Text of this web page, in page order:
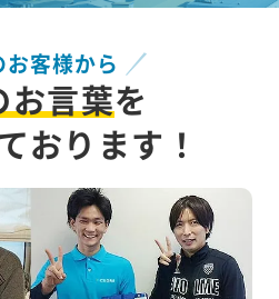
お客様から
お言葉を
おります！